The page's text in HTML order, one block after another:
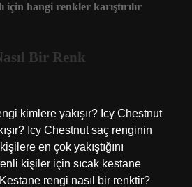
için hangi renkler karıştırılır
Bir Renk
kimlere yakışır? Icy Chestnut
Icy Chestnut saç renginin
en çok yakıştığını
kişiler için sıcak kestane
rengi nasıl bir renktir?